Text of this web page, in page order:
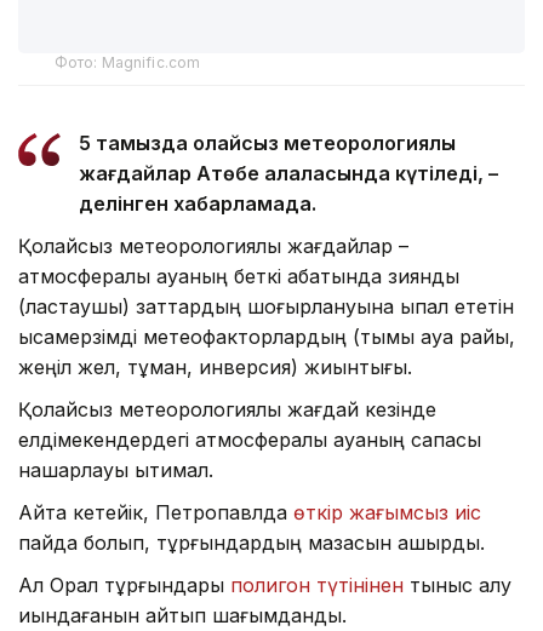
Фото: Magnific.com
5 тамызда қолайсыз метеорологиялық
жағдайлар Ақтөбе қалаласында күтіледі, –
делінген хабарламада.
Қолайсыз метеорологиялық жағдайлар –
атмосфералық ауаның беткі қабатында зиянды
(ластаушы) заттардың шоғырлануына ықпал ететін
қысқамерзімді метеофакторлардың (тымық ауа райы,
жеңіл жел, тұман, инверсия) жиынтығы.
Қолайсыз метеорологиялық жағдай кезінде
елдімекендердегі атмосфералық ауаның сапасы
нашарлауы ықтимал.
Айта кетейік, Петропавлда өткір жағымсыз иіс
пайда болып, тұрғындардың мазасын қашырды.
Ал Орал тұрғындары полигон түтінінен тыныс алу
қиындағанын айтып шағымданды.